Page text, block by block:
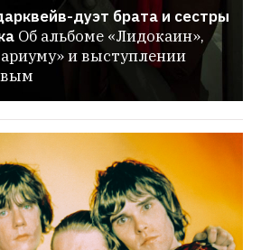
дуэт брата и сестры
Об альбоме «Лидокаин»,
и выступлении